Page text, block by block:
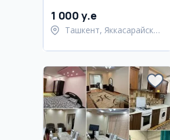
95 кв.м.
1 000 y.e
Ташкент, Яккасарайский